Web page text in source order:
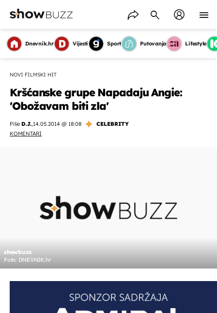
Dnevnik.hr Vijesti Sport Putovanja Lifestyle
NOVI FILMSKI HIT
Kršćanske grupe Napadaju Angie:
'Obožavam biti zla'
Piše D.J.,14.05.2014 @ 18:08
CELEBRITY
KOMENTARI
showbuzz
Foto: DNEVNIK.hr